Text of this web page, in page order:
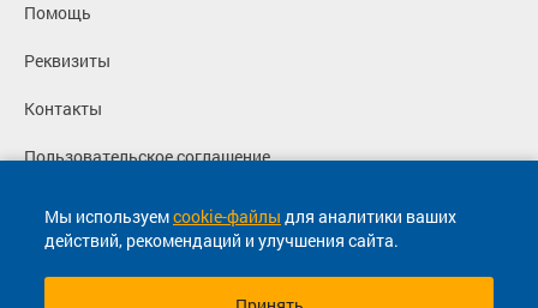
Мы используемcookie-файлы для аналитики ваших
действий, рекомендаций и улучшения сайта.
Помощь
Реквизиты
Контакты
Пользовательское соглашение
Политика конфиденциальности
Согласие на маркетинговые сообщения